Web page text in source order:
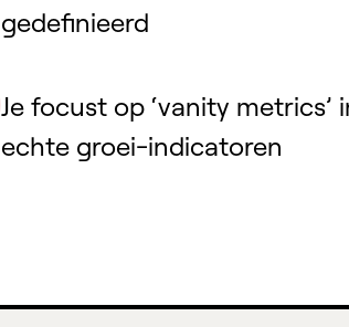
gedefinieerd
Je focust op ‘vanity metrics’
echte groei-indicatoren